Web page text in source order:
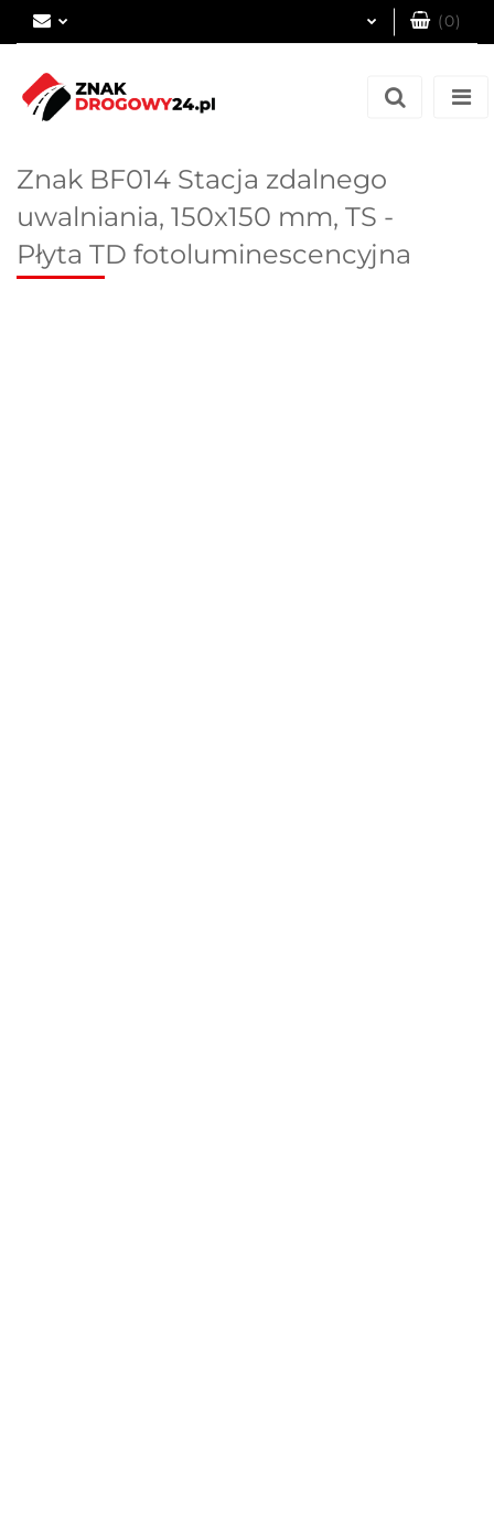
(0)
Znak BF014 Stacja zdalnego
uwalniania, 150x150 mm, TS -
Płyta TD fotoluminescencyjna